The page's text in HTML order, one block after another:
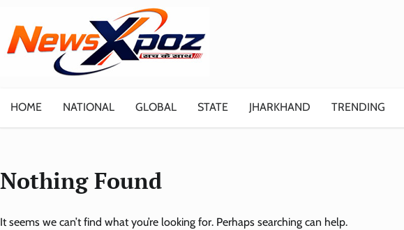
content
HOME NATIONAL GLOBAL STATE JHARKHAND TRENDING
Nothing Found
It seems we can’t find what you’re looking for. Perhaps searching can help.